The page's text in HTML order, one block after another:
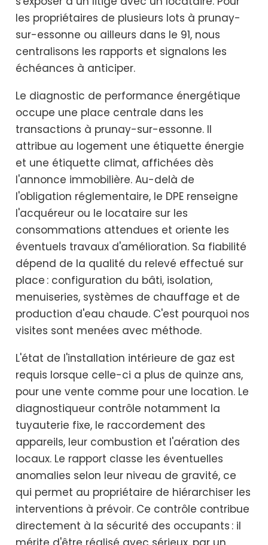
les propriétaires de plusieurs lots à prunay-
sur-essonne ou ailleurs dans le 91, nous
centralisons les rapports et signalons les
échéances à anticiper.
Le diagnostic de performance énergétique
occupe une place centrale dans les
transactions à prunay-sur-essonne. Il
attribue au logement une étiquette énergie
et une étiquette climat, affichées dès
l'annonce immobilière. Au-delà de
l'obligation réglementaire, le DPE renseigne
l'acquéreur ou le locataire sur les
consommations attendues et oriente les
éventuels travaux d'amélioration. Sa fiabilité
dépend de la qualité du relevé effectué sur
place : configuration du bâti, isolation,
menuiseries, systèmes de chauffage et de
production d'eau chaude. C'est pourquoi nos
visites sont menées avec méthode.
L'état de l'installation intérieure de gaz est
requis lorsque celle-ci a plus de quinze ans,
pour une vente comme pour une location. Le
diagnostiqueur contrôle notamment la
tuyauterie fixe, le raccordement des
appareils, leur combustion et l'aération des
locaux. Le rapport classe les éventuelles
anomalies selon leur niveau de gravité, ce
qui permet au propriétaire de hiérarchiser les
interventions à prévoir. Ce contrôle contribue
directement à la sécurité des occupants : il